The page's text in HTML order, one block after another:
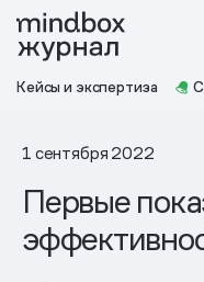
Кейсы и экспертиза
1 сентября 2022
Первые